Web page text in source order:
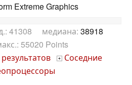
Extreme Graphics
41308 медиана: 38918
55020 Points
+
Соседние